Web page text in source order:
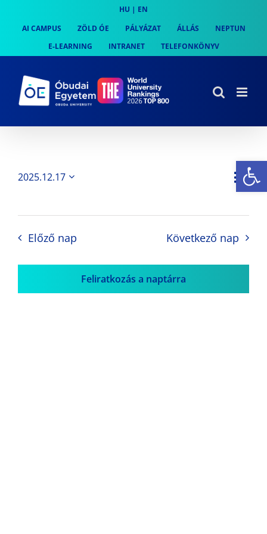
content
HU | EN
AI CAMPUS
ZÖLD ÓE PÁLYÁZAT ÁLLÁS
NEPTUN
E-LEARNING
INTRANET TELEFONKÖNYV
Nap
2025.12.17
Előző nap Következő nap
Feliratkozás a naptárra